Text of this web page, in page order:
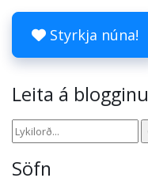
Styrkja núna!
Leita á blogginu
Söfn